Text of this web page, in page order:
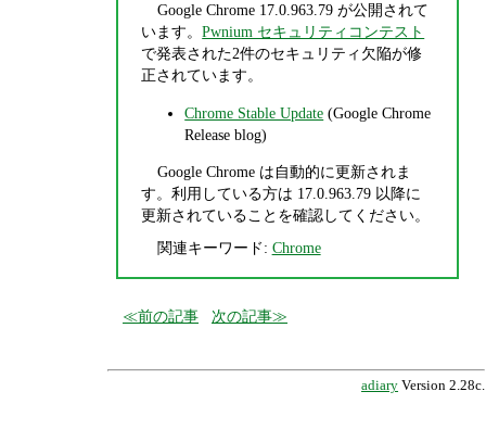
Google Chrome 17.0.963.79 が公開されて
います。Pwnium セキュリティコンテスト
で発表された2件のセキュリティ欠陥が修
正されています。
Chrome Stable Update (Google Chrome
Release blog)
Google Chrome は自動的に更新されま
す。利用している方は 17.0.963.79 以降に
更新されていることを確認してください。
関連キーワード: Chrome
前の記事 次の記事
adiary Version 2.28c.